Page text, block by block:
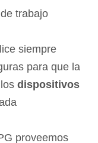
trabajo
siempre
para que la
dispositivos
proveemos